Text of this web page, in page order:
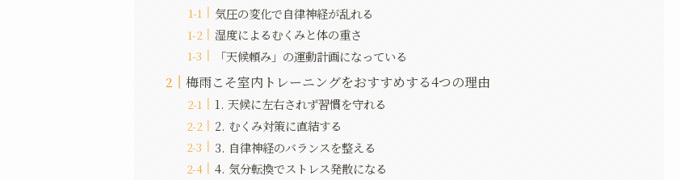
気圧の変化で自律神経が乱れる
湿度によるむくみと体の重さ
「天候頼み」の運動計画になっている
梅雨こそ室内トレーニングをおすすめする4つの理由
1. 天候に左右されず習慣を守れる
2. むくみ対策に直結する
3. 自律神経のバランスを整える
4. 気分転換でストレス発散になる